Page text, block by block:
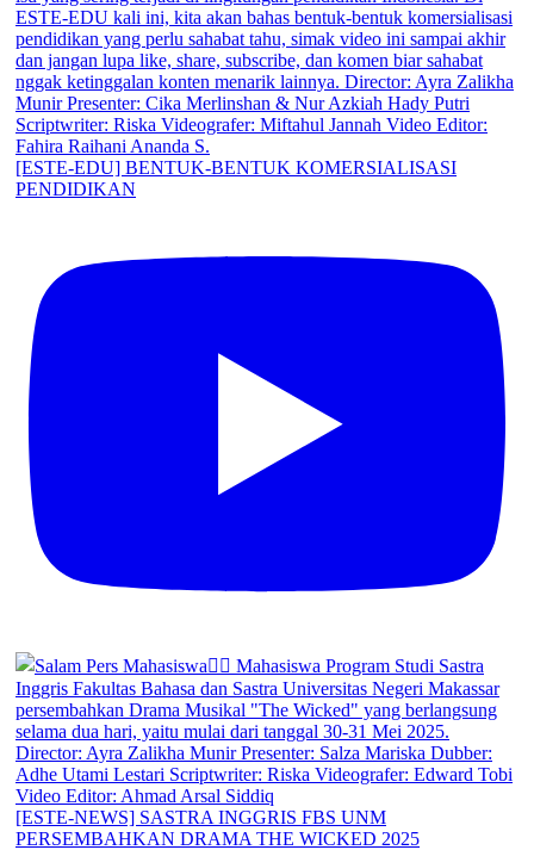
[ESTE-EDU] BENTUK-BENTUK KOMERSIALISASI
PENDIDIKAN
[ESTE-NEWS] SASTRA INGGRIS FBS UNM
PERSEMBAHKAN DRAMA THE WICKED 2025